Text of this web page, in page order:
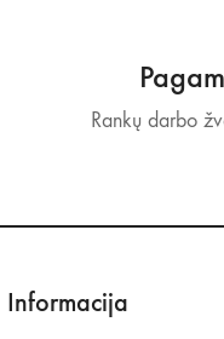
Rankų darbo
Informacija